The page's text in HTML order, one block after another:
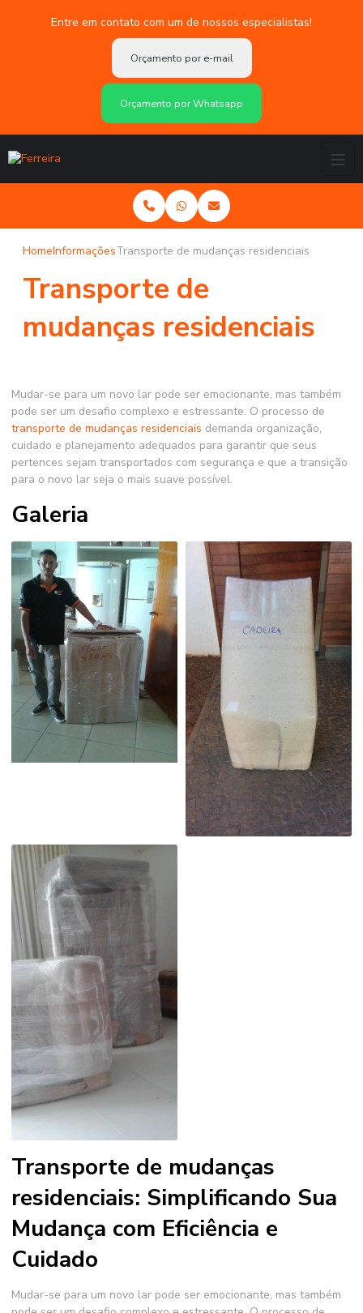
Entre em contato com um de nossos especialistas!
Orçamento por e-mail
Orçamento por Whatsapp
HomeInformaçõesTransporte de mudanças residenciais
Transporte de
mudanças residenciais
Mudar-se para um novo lar pode ser emocionante, mas também
pode ser um desafio complexo e estressante. O processo de
transporte de mudanças residenciais demanda organização,
cuidado e planejamento adequados para garantir que seus
pertences sejam transportados com segurança e que a transição
para o novo lar seja o mais suave possível.
Galeria
Transporte de mudanças
residenciais: Simplificando Sua
Mudança com Eficiência e
Cuidado
Mudar-se para um novo lar pode ser emocionante, mas também